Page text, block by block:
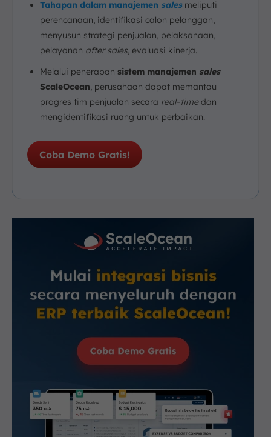
Tahapan dalam manajemen salesmeliputi
perencanaan, identifikasi calon pelanggan,
menyusun strategi penjualan, pelaksanaan,
pelayanan after sales, evaluasi kinerja.
Melalui penerapan sistem manajemen sales
ScaleOcean, perusahaan dapat memantau
progres tim penjualan secara real–timedan
mengidentifikasi ruang untuk perbaikan.
Coba Demo Gratis!